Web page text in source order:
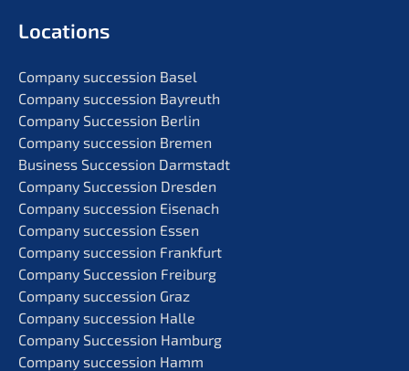
Locati­ons
Compa­ny succes­si­on Basel
Compa­ny succes­si­on Bayreuth
Compa­ny Succes­si­on Berlin
Compa­ny succes­si­on Bremen
Business Succes­si­on Darmstadt
Compa­ny Succes­si­on Dresden
Compa­ny succes­si­on Eisenach
Compa­ny succes­si­on Essen
Compa­ny succes­si­on Frankfurt
Compa­ny Succes­si­on Freiburg
Compa­ny succes­si­on Graz
Compa­ny succes­si­on Halle
Compa­ny Succes­si­on Hamburg
Compa­ny succes­si­on Hamm